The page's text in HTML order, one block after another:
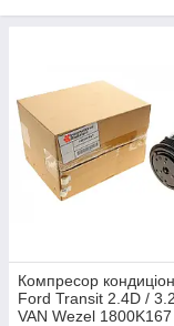
Компресор
Ford Transit 2.4D /
VAN Wezel 1800K167